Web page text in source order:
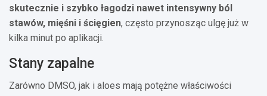
skutecznie i szybko łagodzi nawet intensywny ból
stawów, mięśni i ścięgien, często przynosząc ulgę już w
kilka minut po aplikacji.
Stany zapalne
Zarówno DMSO, jak i aloes mają potężne właściwości